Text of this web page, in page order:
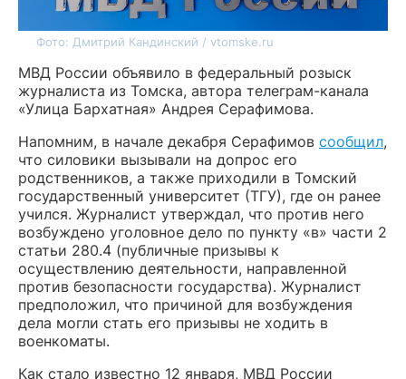
Фото: Дмитрий Кандинский / vtomske.ru
МВД России объявило в федеральный розыск
журналиста из Томска, автора телеграм-канала
«Улица Бархатная» Андрея Серафимова.
Напомним, в начале декабря Серафимов сообщил,
что силовики вызывали на допрос его
родственников, а также приходили в Томский
государственный университет (ТГУ), где он ранее
учился. Журналист утверждал, что против него
возбуждено уголовное дело по пункту «в» части 2
статьи 280.4 (публичные призывы к
осуществлению деятельности, направленной
против безопасности государства). Журналист
предположил, что причиной для возбуждения
дела могли стать его призывы не ходить в
военкоматы.
Как стало известно 12 января, МВД России